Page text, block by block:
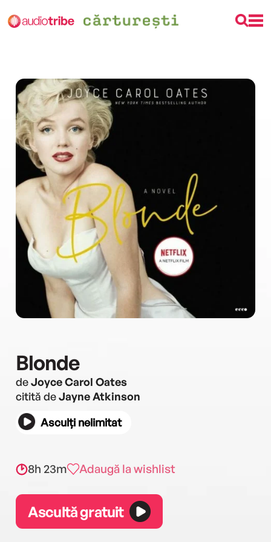
Blonde
deJoyce Carol Oates
citită deJayne Atkinson
Asculți nelimitat
8h 23m Adaugă la wishlist
Ascultă gratuit